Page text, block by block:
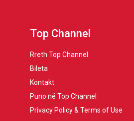
Top Channel
Rreth Top Channel
Bileta
Kontakt
Puno në Top Channel
Privacy Policy & Terms of Use